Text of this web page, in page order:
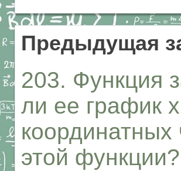
Предыдущая
203. Функция
ли ее график
координатных
этой функции?